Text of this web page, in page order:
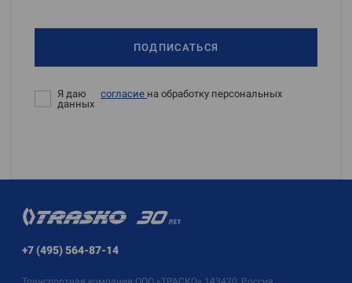
ПОДПИСАТЬСЯ
Я даю согласие на обработку персональных
данных
+7 (495) 564-87-14